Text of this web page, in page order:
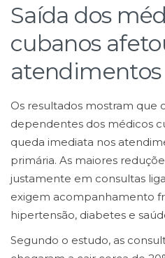
Saída dos
cubanos
atendimentos
Os resultados mostram que
dependentes dos médicos
queda imediata nos
primária. As maiores
justamente em consultas
exigem acompanhamento
hipertensão, diabetes e
Segundo o estudo, as